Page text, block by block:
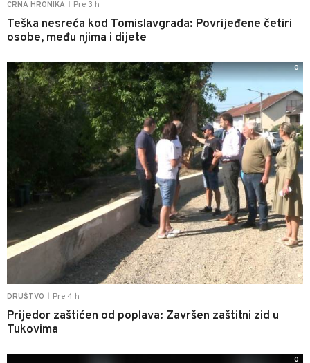
CRNA HRONIKA Pre 3 h
Teška nesreća kod Tomislavgrada: Povrijeđene četiri
osobe, među njima i dijete
DRUŠTVO Pre 4 h
Prijedor zaštićen od poplava: Završen zaštitni zid u
Tukovima
0
0